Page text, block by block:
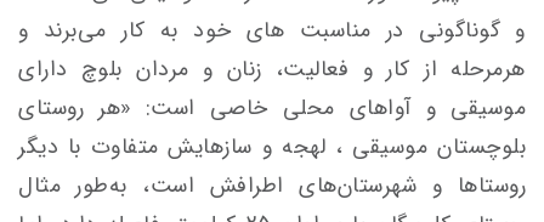
و گوناگونی در مناسبت های خود به کار می‌برند و
هرمرحله از کار و فعالیت، زنان و مردان بلوچ دارای
موسیقی و آواهای محلی خاصی است: «هر روستای
بلوچستان موسیقی ، لهجه و سازهایش متفاوت با دیگر
روستاها و شهرستان‌های اطرافش است، به‌طور مثال